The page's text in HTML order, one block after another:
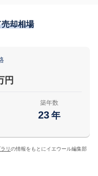
却相場
円
築年数
23 年
リの情報をもとにイエウール編集部